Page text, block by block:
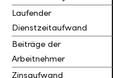
Laufender
Dienstzeitaufwand
Beiträge der
Arbeitnehmer
Zinsaufwand
Laufender
Dienstzeitaufwand
Beiträge der
Arbeitnehmer
Zinsaufwand